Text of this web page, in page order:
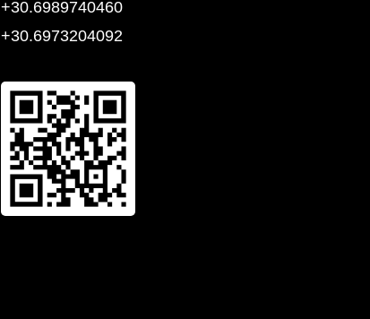
+30.6989740460
+30.6973204092